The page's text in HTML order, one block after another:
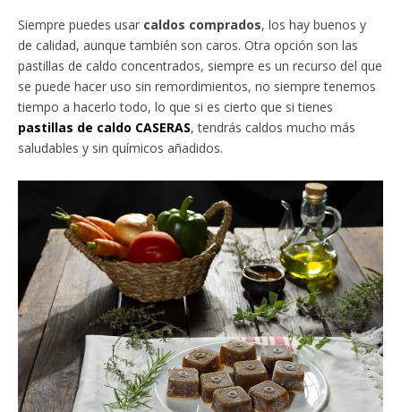
Siempre puedes usar caldos comprados, los hay buenos y
de calidad, aunque también son caros. Otra opción son las
pastillas de caldo concentrados, siempre es un recurso del que
se puede hacer uso sin remordimientos, no siempre tenemos
tiempo a hacerlo todo, lo que si es cierto que si tienes
pastillas de caldo CASERAS, tendrás caldos mucho más
saludables y sin químicos añadidos.